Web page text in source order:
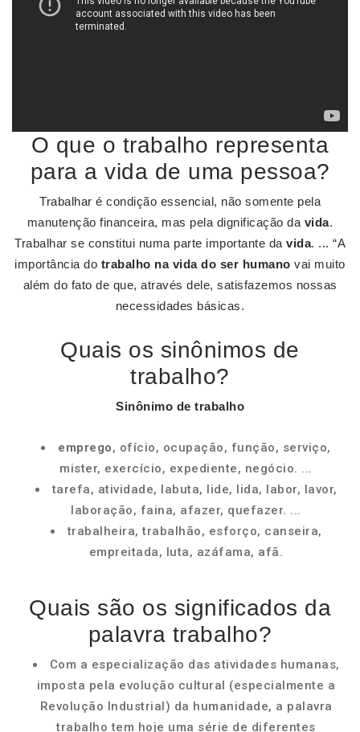
O que o trabalho representa
para a vida de uma pessoa?
Trabalhar é condição essencial, não somente pela
manutenção financeira, mas pela dignificação da vida.
Trabalhar se constitui numa parte importante da vida. ... “A
importância do trabalho na vida do ser humano vai muito
além do fato de que, através dele, satisfazemos nossas
necessidades básicas.
Quais os sinônimos de
trabalho?
Sinônimo de trabalho
emprego, ofício, ocupação, função, serviço,
mister, exercício, expediente, negócio. ...
tarefa, atividade, labuta, lide, lida, labor, lavor,
laboração, faina, afazer, quefazer. ...
trabalheira, trabalhão, esforço, canseira,
empreitada, luta, azáfama, afã.
Quais são os significados da
palavra trabalho?
Com a especialização das atividades humanas,
imposta pela evolução cultural (especialmente a
Revolução Industrial) da humanidade, a palavra
trabalho tem hoje uma série de diferentes